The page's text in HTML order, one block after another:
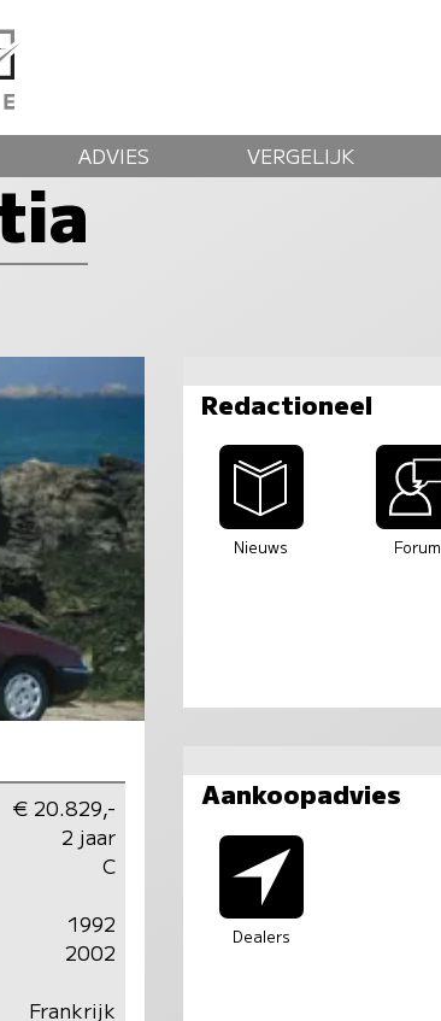
ADVIES VERGELIJK
€ 20.829,-
2 jaar
C
1992
2002
Frankrijk
Redactioneel
Nieuws Forum
Aankoopadvies
Dealers